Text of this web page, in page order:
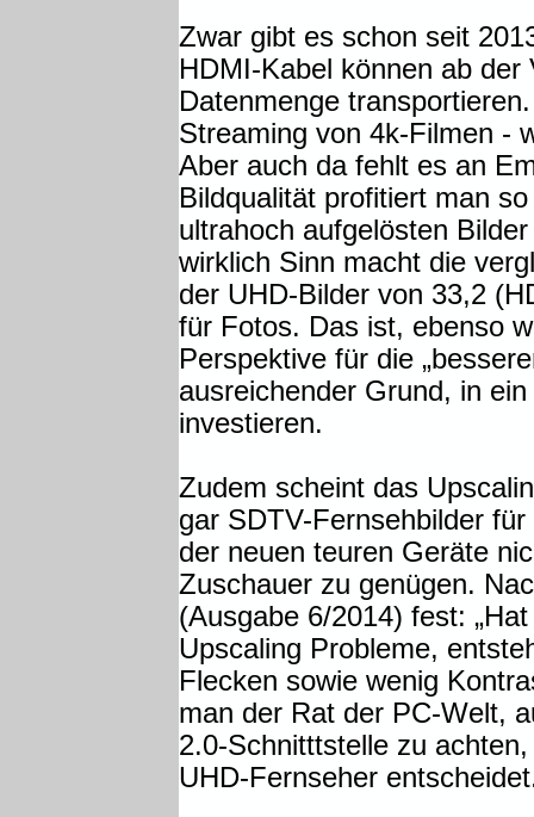
Zwar gibt es schon seit
HDMI-Kabel können ab
Datenmenge
Streaming von 4k-Filmen -
Aber auch da fehlt es an
Bildqualität profitiert man
ultrahoch aufgelösten
wirklich Sinn macht die
der UHD-Bilder von 33,2
für Fotos. Das ist, ebenso
Perspektive für die
ausreichender Grund, in
investieren.
Zudem scheint das
gar SDTV-Fernsehbilder
der neuen teuren Geräte
Zuschauer zu genügen.
(Ausgabe 6/2014) fest:
Upscaling Probleme,
Flecken sowie wenig
man der Rat der PC-Welt,
2.0-Schnitttstelle zu
UHD-Fernseher